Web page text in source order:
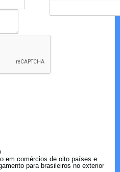
em comércios de oito países e
para brasileiros no exterior